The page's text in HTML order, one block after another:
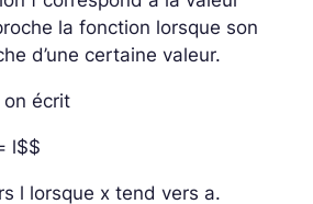
la fonction lorsque son
d’une certaine valeur.
écrit
l$$
l lorsque x tend vers a.